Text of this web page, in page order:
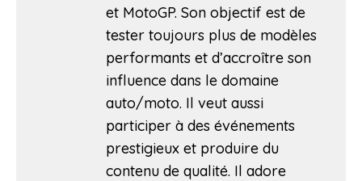
et MotoGP. Son objectif est de
tester toujours plus de modèles
performants et d’accroître son
influence dans le domaine
auto/moto. Il veut aussi
participer à des événements
prestigieux et produire du
contenu de qualité. Il adore